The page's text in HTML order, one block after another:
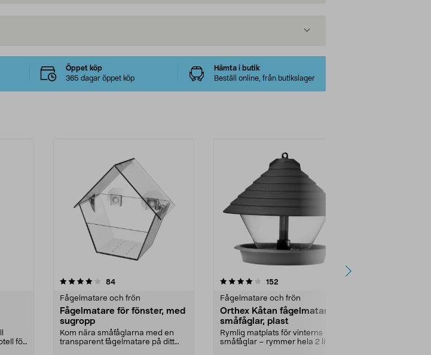
Öppet köp
365 dagar öppet köp
Hämta i butik
Beställ online, från butikslager
för
84recensioner
Fågelmatare och frön
Fågelmatare för fönster, med
sugropp
Kom nära småfåglarna med en
transparent fågelmatare på ditt
4.0 av 5 stjärnor 152
Fågelmatare och frön
Orthex Kåtan fågelmatare för
småfåglar, plast
Rymlig matplats för vinterns
småfåglar – rymmer hela 2 liter
4.0 av 5 stjärnor